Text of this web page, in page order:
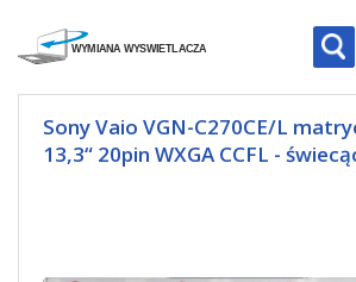
Sony Vaio VGN-C270CE/L
13,3“ 20pin WXGA CCFL -